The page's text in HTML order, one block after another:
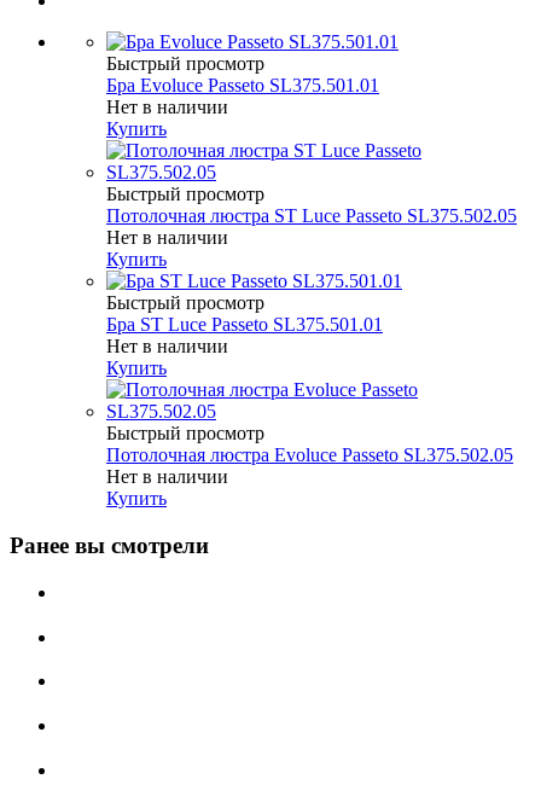
Быстрый просмотр
Бра Evoluce Passeto SL375.501.01
Нет в наличии
Купить
Быстрый просмотр
Потолочная люстра ST Luce Passeto SL375.502.05
Нет в наличии
Купить
Быстрый просмотр
Бра ST Luce Passeto SL375.501.01
Нет в наличии
Купить
Быстрый просмотр
Потолочная люстра Evoluce Passeto SL375.502.05
Нет в наличии
Купить
Ранее вы смотрели